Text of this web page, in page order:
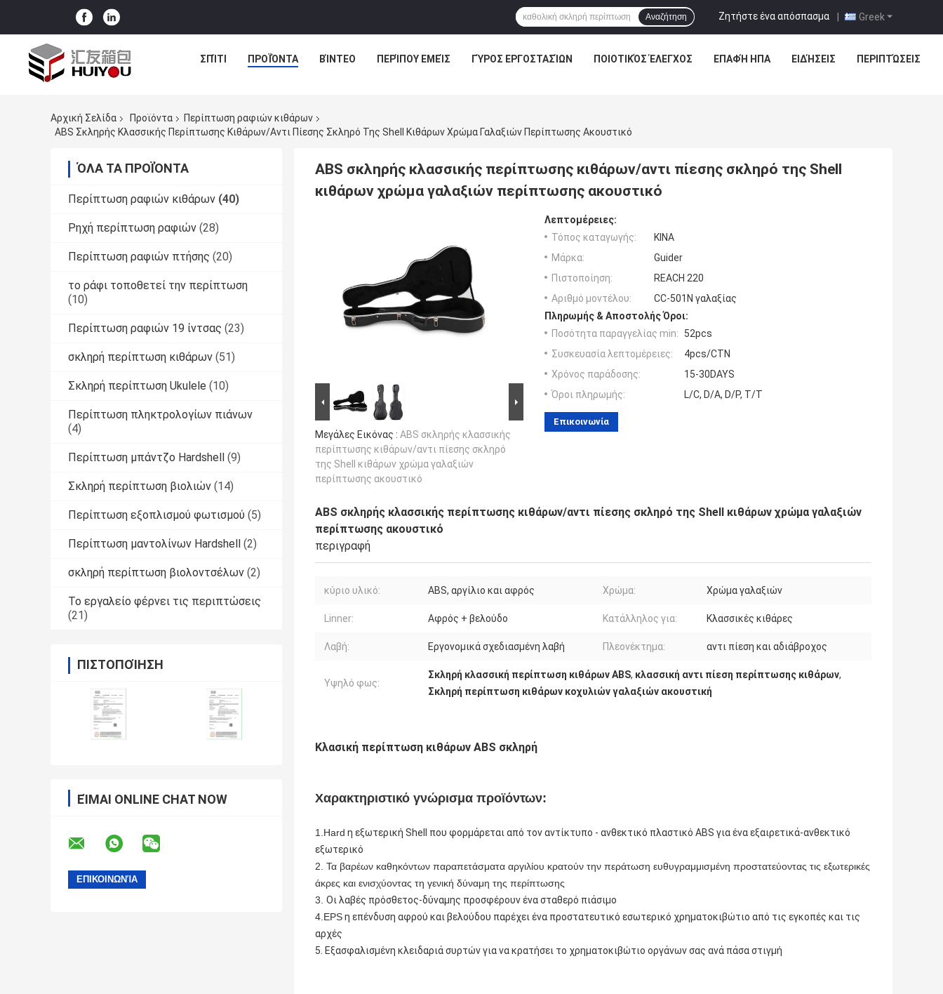
Greek
Ζητήστε ένα απόσπασμα |
Αναζήτηση
ΣΠΊΤΙ ΠΡΟΪΌΝΤΑ ΒΊΝΤΕΟ ΠΕΡΊΠΟΥ ΕΜΕΊΣ ΓΎΡΟΣ ΕΡΓΟΣΤΑΣΊΩΝ ΠΟΙΟΤΙΚΌΣ ΈΛΕΓΧΟΣ ΕΠΑΦΉ ΗΠΑ ΕΙΔΉΣΕΙΣ ΠΕΡΙΠΤΏΣΕΙΣ
Αρχική Σελίδα Προϊόντα
Περίπτωση ραφιών κιθάρων
ABS Σκληρής Κλασσικής Περίπτωσης Κιθάρων/αντι Πίεσης Σκληρό Της Shell Κιθάρων Χρώμα Γαλαξιών Περίπτωσης Ακουστικό
ΌΛΑ ΤΑ ΠΡΟΪΌΝΤΑ
Περίπτωση ραφιών κιθάρων (40)
Ρηχή περίπτωση ραφιών (28)
Περίπτωση ραφιών πτήσης (20)
το ράφι τοποθετεί την περίπτωση
(10)
Περίπτωση ραφιών 19 ίντσας (23)
σκληρή περίπτωση κιθάρων (51)
Σκληρή περίπτωση Ukulele (10)
Περίπτωση πληκτρολογίων πιάνων
(4)
Περίπτωση μπάντζο Hardshell (9)
Σκληρή περίπτωση βιολιών (14)
Περίπτωση εξοπλισμού φωτισμού (5)
Περίπτωση μαντολίνων Hardshell (2)
σκληρή περίπτωση βιολοντσέλων (2)
Το εργαλείο φέρνει τις περιπτώσεις
(21)
ΠΙΣΤΟΠΟΊΗΣΗ
ΕΊΜΑΙ ONLINE CHAT NOW
ABS σκληρής κλασσικής περίπτωσης κιθάρων/αντι πίεσης σκληρό της Shell
κιθάρων χρώμα γαλαξιών περίπτωσης ακουστικό
Μεγάλες Εικόνας : ABS σκληρής κλασσικής
περίπτωσης κιθάρων/αντι πίεσης σκληρό
της Shell κιθάρων χρώμα γαλαξιών
περίπτωσης ακουστικό
Λεπτομέρειες:
Τόπος καταγωγής:
ΚΙΝΑ
Μάρκα:
Guider
Πιστοποίηση:
REACH 220
Αριθμό μοντέλου:
CC-501N γαλαξίας
Πληρωμής & Αποστολής Όροι:
Ποσότητα παραγγελίας min:
52pcs
Συσκευασία λεπτομέρειες:
4pcs/CTN
Χρόνος παράδοσης:
15-30DAYS
Όροι πληρωμής:
L/C, D/A, D/P, T/T
Επικοινωνία
ABS σκληρής κλασσικής περίπτωσης κιθάρων/αντι πίεσης σκληρό της Shell κιθάρων χρώμα γαλαξιών
περίπτωσης ακουστικό
περιγραφή
κύριο υλικό: ABS, αργίλιο και αφρός Χρώμα: Χρώμα γαλαξιών
Linner: Αφρός + βελούδο Κατάλληλος για: Κλασσικές κιθάρες
Λαβή: Εργονομικά σχεδιασμένη λαβή Πλεονέκτημα: αντι πίεση και αδιάβροχος
Υψηλό φως:
Σκληρή κλασσική περίπτωση κιθάρων ABS, κλασσική αντι πίεση περίπτωσης κιθάρων,
Σκληρή περίπτωση κιθάρων κοχυλιών γαλαξιών ακουστική
Κλασική περίπτωση κιθάρων ABS σκληρή
Χαρακτηριστικό γνώρισμα προϊόντων:
1.Hard η εξωτερική Shell που φορμάρεται από τον αντίκτυπο - ανθεκτικό πλαστικό ABS για ένα εξαιρετικά-ανθεκτικό
εξωτερικό
2. Τα βαρέων καθηκόντων παραπετάσματα αργιλίου κρατούν την περάτωση ευθυγραμμισμένη προστατεύοντας τις εξωτερικές
άκρες και ενισχύοντας τη γενική δύναμη της περίπτωσης
3. Οι λαβές πρόσθετος-δύναμης προσφέρουν ένα σταθερό πιάσιμο
4.EPSη επένδυση αφρού και βελούδου παρέχει ένα προστατευτικό εσωτερικό χρηματοκιβώτιο από τις εγκοπές και τις
αρχές
5. Εξασφαλισμένη κλειδαριά συρτών για να κρατήσει το χρηματοκιβώτιο οργάνων σας ανά πάσα στιγμή